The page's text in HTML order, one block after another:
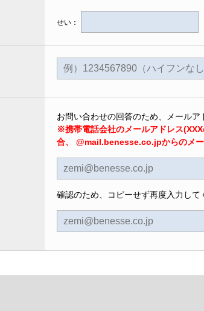
せい：
お問い合わせの回答のため、メールア
※携帯電話会社のメールアドレス
合、 @mail.benesse.co.jpからのメー
確認のため、コピーせず再度入力して